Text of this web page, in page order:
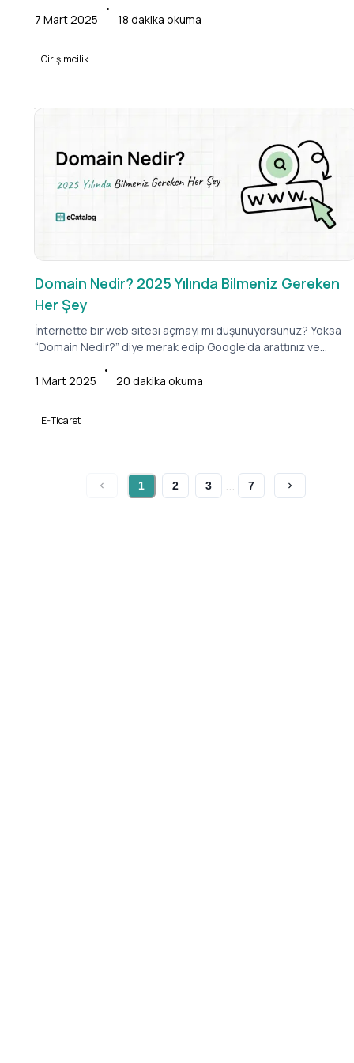
kuran herkesin ihtiyacı olan, işinizi yasal zemine oturtan en
7 Mart 2025
•
18 dakika okuma
Girişimcilik
Domain Nedir? 2025 Yılında Bilmeniz Gereken
Her Şey
İnternette bir web sitesi açmayı mı düşünüyorsunuz? Yoksa
“Domain Nedir?” diye merak edip Google’da arattınız ve
1 Mart 2025
•
20 dakika okuma
E-Ticaret
1 2 3 ... 7